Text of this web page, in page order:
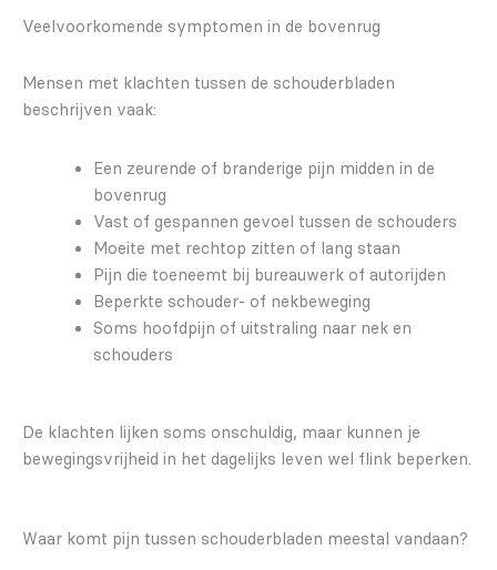
Veelvoorkomende symptomen in de bovenrug
Mensen met klachten tussen de schouderbladen
beschrijven vaak:
Een zeurende of branderige pijn midden in de
bovenrug
Vast of gespannen gevoel tussen de schouders
Moeite met rechtop zitten of lang staan
Pijn die toeneemt bij bureauwerk of autorijden
Beperkte schouder- of nekbeweging
Soms hoofdpijn of uitstraling naar nek en
schouders
De klachten lijken soms onschuldig, maar kunnen je
bewegingsvrijheid in het dagelijks leven wel flink beperken.
Waar komt pijn tussen schouderbladen meestal vandaan?